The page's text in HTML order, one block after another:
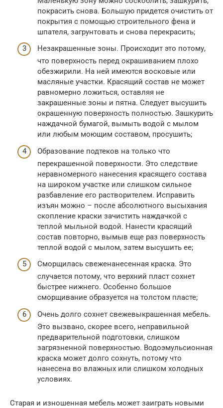
покрасить снова. Большую придется очистить от
покрытия с помощью строительного фена и
шпателя, загрунтовать и снова перекрасить;
Незакрашенные зоны. Происходит это потому,
что поверхность перед окрашиванием плохо
обезжирили. На ней имеются восковые или
масляные участки. Красящий состав не может
равномерно ложиться, оставляя не
закрашенные зоны и пятна. Следует высушить
окрашенную поверхность полностью. Зашкурить
наждачной бумагой, вымыть водой с мылом
или любым моющим составом, просушить;
Образование подтеков на только что
перекрашенной поверхности. Это следствие
неравномерного нанесения красящего состава
на широком участке или слишком сильное
разбавление его растворителем. Исправить
изъян можно – после абсолютного высыхания
скопление краски зачистить наждачкой с
теплой мыльной водой. Нанести красящий
состав повторно, вымыв еще раз поверхность
теплой водой с мылом, затем высушить ее;
Сморщилась свеженанесенная краска. Это
случается потому, что верхний пласт сохнет
быстрее нижнего. Особенно большое
сморщивание образуется на толстом пласте;
Очень долго сохнет свежевыкрашенная мебель.
Это вызвано, скорее всего, неправильной
предварительной подготовки, слишком
загрязненной поверхностью. Водоэмульсионная
краска может долго сохнуть, потому что
нанесена во влажных или слишком холодных
условиях.
Старая и изношенная мебель может заиграть новыми